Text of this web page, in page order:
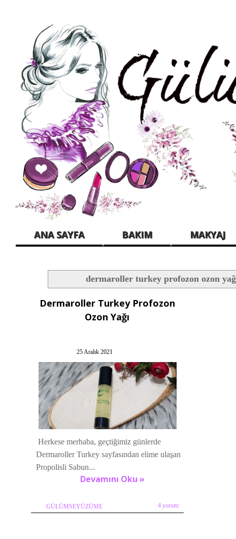
ANA SAYFA BAKIM MAKYAJ
dermaroller turkey profozon ozon
Dermaroller Turkey Profozon
Ozon Yağı
25 Aralık 2021
Herkese merhaba, geçtiğimiz günlerde
Dermaroller Turkey sayfasından elime ulaşan
Propolisli Sabun...
Devamını Oku »
GÜLÜMSEYÜZÜME 4 yorum: